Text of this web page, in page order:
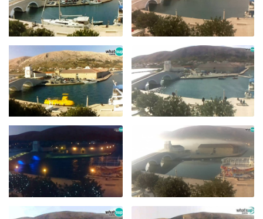
KATEGORIJE KAMERA
NAJBOLJE S WEBA GRADOVI I MJESTA
HD - OKRETNE KAMERE GRADILIŠTA SKIJANJE I SNIJEG
MARINE I LUČICE
DOGAĐANJA I ZANIMLJIVOSTI TRANSPORT I PROMET
ZNAMENITOSTI SVJETSKA BAŠTINA SPORT